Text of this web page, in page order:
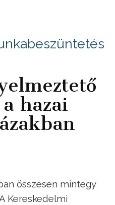
hazai
összesen mintegy
Kereskedelmi